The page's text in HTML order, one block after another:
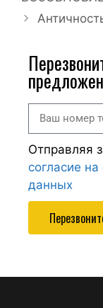
Отправляя
согласие
данных